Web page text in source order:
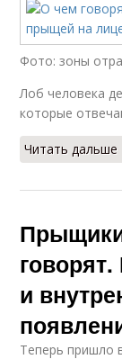
Фото: зоны
Лоб человека
которые
Читать
и
Теперь пришло